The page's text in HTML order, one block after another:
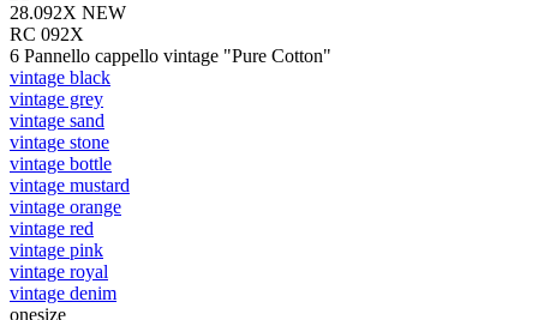
28.092X NEW
RC 092X
6 Pannello cappello vintage "Pure Cotton"
vintage black
vintage grey
vintage sand
vintage stone
vintage bottle
vintage mustard
vintage orange
vintage red
vintage pink
vintage royal
vintage denim
onesize